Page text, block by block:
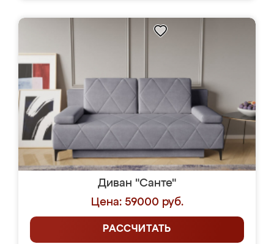
Диван "Санте"
Цена: 59000 руб.
РАССЧИТАТЬ